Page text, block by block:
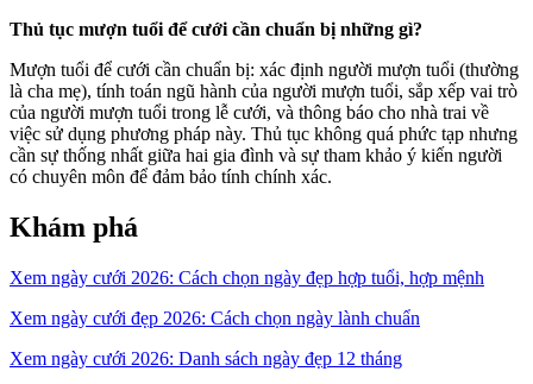
Thủ tục mượn tuổi để cưới cần chuẩn bị những gì?
Mượn tuổi để cưới cần chuẩn bị: xác định người mượn tuổi (thường
là cha mẹ), tính toán ngũ hành của người mượn tuổi, sắp xếp vai trò
của người mượn tuổi trong lễ cưới, và thông báo cho nhà trai về
việc sử dụng phương pháp này. Thủ tục không quá phức tạp nhưng
cần sự thống nhất giữa hai gia đình và sự tham khảo ý kiến người
có chuyên môn để đảm bảo tính chính xác.
Khám phá
Xem ngày cưới 2026: Cách chọn ngày đẹp hợp tuổi, hợp mệnh
Xem ngày cưới đẹp 2026: Cách chọn ngày lành chuẩn
Xem ngày cưới 2026: Danh sách ngày đẹp 12 tháng